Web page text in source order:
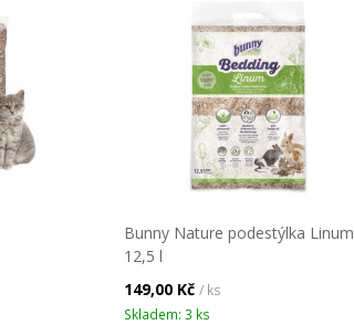
Bunny Nature podestýlka Linum
12,5 l
149,00 Kč / ks
Skladem: 3 ks